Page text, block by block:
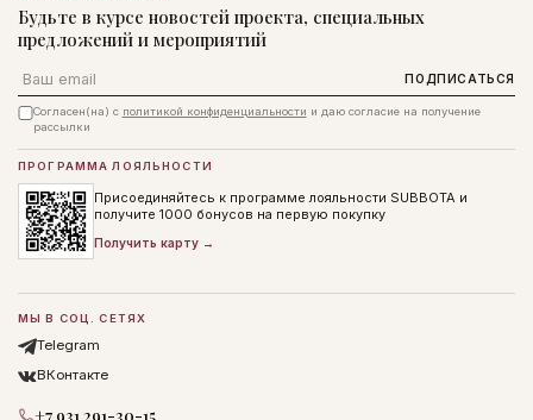
Будьте в курсе новостей проекта, специальных
предложений и мероприятий
Email ПОДПИСАТЬСЯ
Согласен(на) с политикой конфиденциальности и даю согласие на получение
рассылки
ПРОГРАММА ЛОЯЛЬНОСТИ
Присоединяйтесь к программе лояльности SUBBOTA и
получите 1000 бонусов на первую покупку
Получить карту →
МЫ В СОЦ. СЕТЯХ
Telegram
ВКонтакте